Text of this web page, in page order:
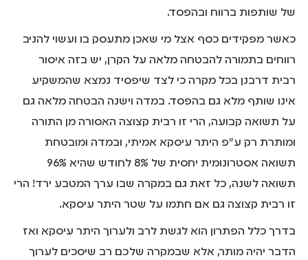
של שותפות ברווח ובהפסד.
כאשר מפקידים כסף אצל מי שאכן מתעסק בו ועשוי להניב
רווחים בתמורה להבטחה מלאה על הקרן, יש בזה איסור
רבית דרבנן בכל מקרה כי לצד שיפסיד נמצא שהמשקיע
אינו שותף מלא גם בהפסד. במדה וישנה הבטחה מלאה גם
על תשואה קבועה, הרי זו רבית קצוצה האסורה מן התורה
ומותרת רק ע"פ היתר עיסקא אמיתי, ובמדה ומובטחת
תשואה אסטרונומית יחסית של 8% לחודש שהיא 96%
תשואה לשנה, כל זאת גם במקרה שבו ערך המטבע ירד! הרי
זו רבית קצוצה גם אם חתמו על שטר היתר עיסקא.
בדרך כלל הפתרון הוא לגשת לרב ולערוך היתר עיסקא ואז
הדבר יהיה מותר, אלא שבמקרה שלכם רב שיסכים לערוך